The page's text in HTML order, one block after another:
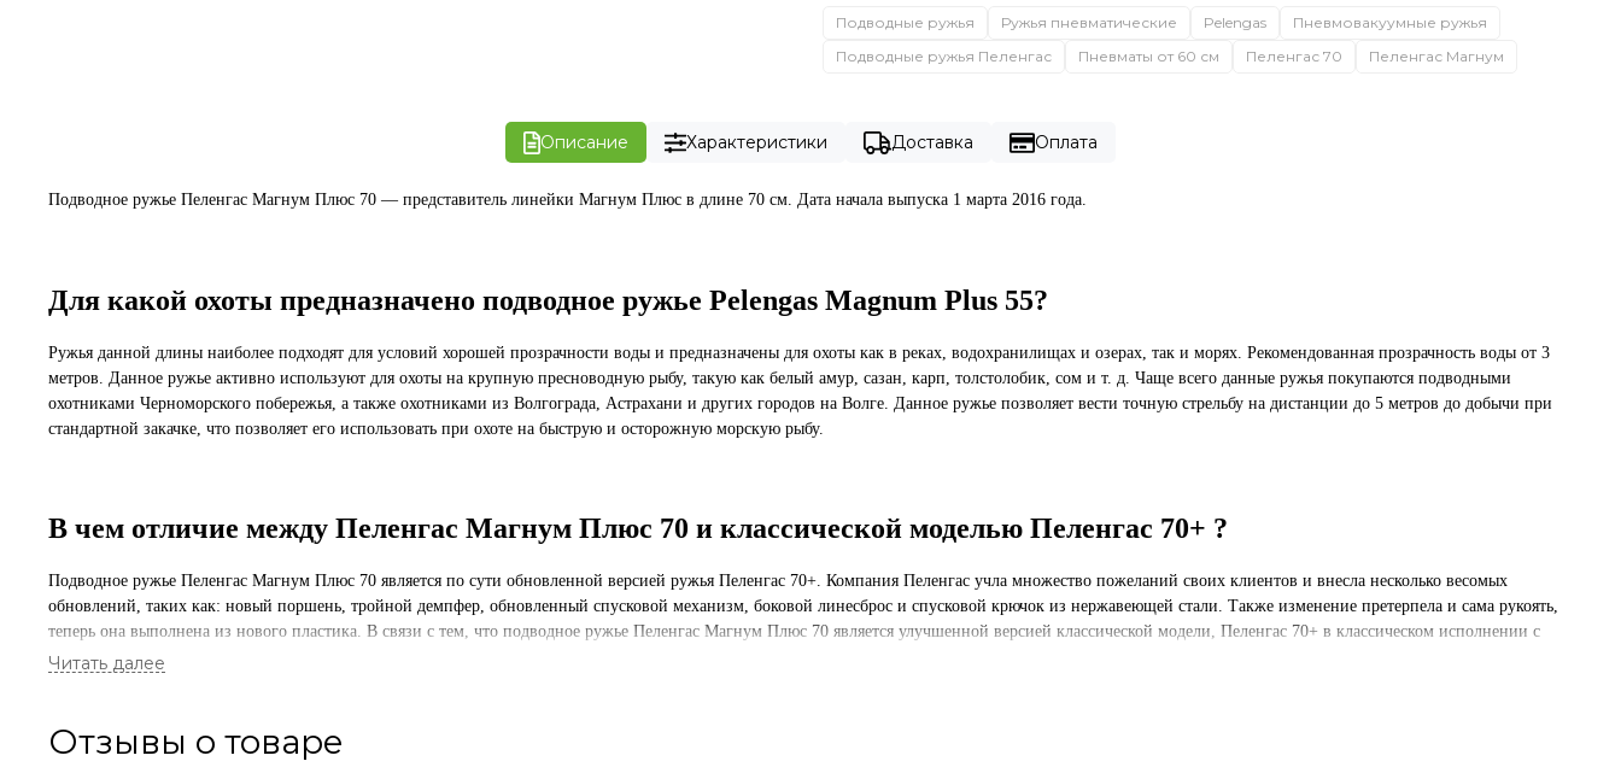
Подводные ружья Ружья пневматические Pelengas
Пневмовакуумные ружья
Подводные ружья Пеленгас
Пневматы от 60 см Пеленгас 70 Пеленгас Магнум
Описание Характеристики Доставка Оплата
Подводное ружье Пеленгас Магнум Плюс 70 — представитель линейки Магнум Плюс в длине 70 см. Дата начала выпуска 1 марта 2016 года.
Для какой охоты предназначено подводное ружье Pelengas Magnum Plus 55?
Ружья данной длины наиболее подходят для условий хорошей прозрачности воды и предназначены для охоты как в реках, водохранилищах и озерах, так и морях. Рекомендованная прозрачность воды от 3
метров. Данное ружье активно используют для охоты на крупную пресноводную рыбу, такую как белый амур, сазан, карп, толстолобик, сом и т. д. Чаще всего данные ружья покупаются подводными
охотниками Черноморского побережья, а также охотниками из Волгограда, Астрахани и других городов на Волге. Данное ружье позволяет вести точную стрельбу на дистанции до 5 метров до добычи при
стандартной закачке, что позволяет его использовать при охоте на быструю и осторожную морскую рыбу.
В чем отличие между Пеленгас Магнум Плюс 70 и классической моделью Пеленгас 70+ ?
Подводное ружье Пеленгас Магнум Плюс 70 является по сути обновленной версией ружья Пеленгас 70+. Компания Пеленгас учла множество пожеланий своих клиентов и внесла несколько весомых
обновлений, таких как: новый поршень, тройной демпфер, обновленный спусковой механизм, боковой линесброс и спусковой крючок из нержавеющей стали. Также изменение претерпела и сама рукоять,
теперь она выполнена из нового пластика. В связи с тем, что подводное ружье Пеленгас Магнум Плюс 70 является улучшенной версией классической модели, Пеленгас 70+ в классическом исполнении с
2016 года снята с производства.
Где купить подводное ружье Пеленгас Магнум Плюс 70 в Москве?
Отзывы о товаре